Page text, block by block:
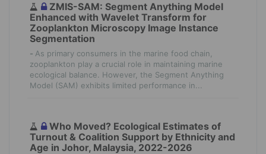
ZMIS-SAM: Segment Anything Model
Enhanced with Wavelet Transform for
Zooplankton Microscopy Image Instance
Segmentation
- As primary consumers in the marine food chain,
zooplankton play a crucial role in maintaining marine
ecological balance. However, the Segment Anything
Model (SAM) exhibits limited performance in...
Who Moved? Ecological Estimates of
Turnout & Coalition Support by Ethnicity and
Age in Johor, Malaysia, 2022-2026